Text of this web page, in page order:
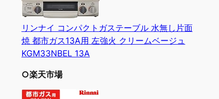
リンナイ コンパクトガステーブル 水無し片面
焼 都市ガス13A用 左強火 クリームベージュ
KGM33NBEL 13A
○楽天市場